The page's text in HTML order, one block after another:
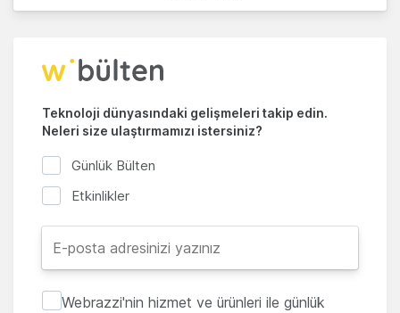
Teknoloji dünyasındaki gelişmeleri takip edin.
Neleri size ulaştırmamızı istersiniz?
Günlük Bülten
Etkinlikler
Webrazzi'nin hizmet ve ürünleri ile günlük